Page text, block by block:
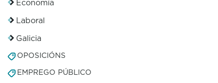
Economía
Laboral
Galicia
OPOSICIÓNS
EMPREGO PÚBLICO